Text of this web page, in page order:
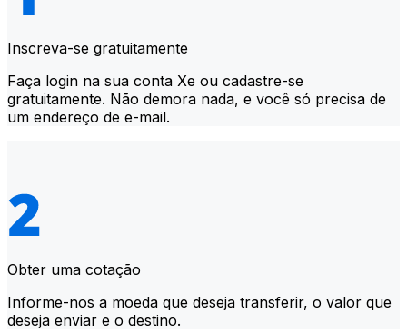
Inscreva-se gratuitamente
Faça login na sua conta Xe ou cadastre-se
gratuitamente. Não demora nada, e você só precisa de
um endereço de e-mail.
Obter uma cotação
Informe-nos a moeda que deseja transferir, o valor que
deseja enviar e o destino.